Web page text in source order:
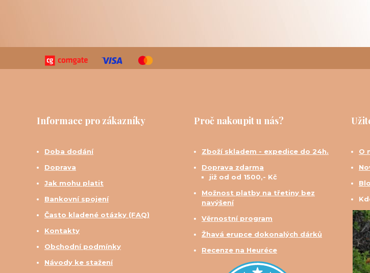
Informace pro zákazníky
Doba dodání
Doprava
Jak mohu platit
Bankovní spojení
Často kladené otázky (FAQ)
Kontakty
Obchodní podmínky
Návody ke stažení
Proč nakoupit u nás?
Zboží skladem - expedice do 24h.
Doprava zdarma
již od od 1500,- Kč
Možnost platby na třetiny bez
navýšení
Věrnostní program
Žhavá erupce dokonalých dárků
Recenze na Heuréce
O